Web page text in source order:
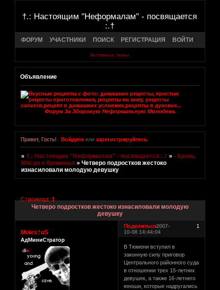
†.: Настоящим "Неформалам" - посвящается
:.†
ФОРУМ УЧАСТНИКИ ПОИСК РЕГИСТРАЦИЯ ВОЙТИ
Активные темы
Объявление
Форум За Здоровую Неформальную Молодежь
Привет, Гость! Войдитеили зарегистрируйтесь.
»†.: Настоящим "Неформалам" - посвящается :.† »- Кровь,
Мясцо и Криминал »Четверо подростков жестоко
изнасиловали молодую девушку
Четверо подростков жестоко изнасиловали молодую
девушку
Страница:1
Поделиться 1
2007-
10-08 14:44:04
Moles†uS
АдМиниСтратор
В Тюмени вступил в
законную силу приговор
Центрального районного суда
в отношении трех 15-летних
девушек, а также 16-летнего
юноши, которые надругались